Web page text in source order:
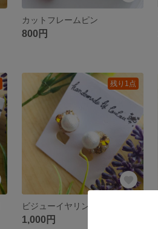
カットフレームピン
800円
残り1点
1,000円